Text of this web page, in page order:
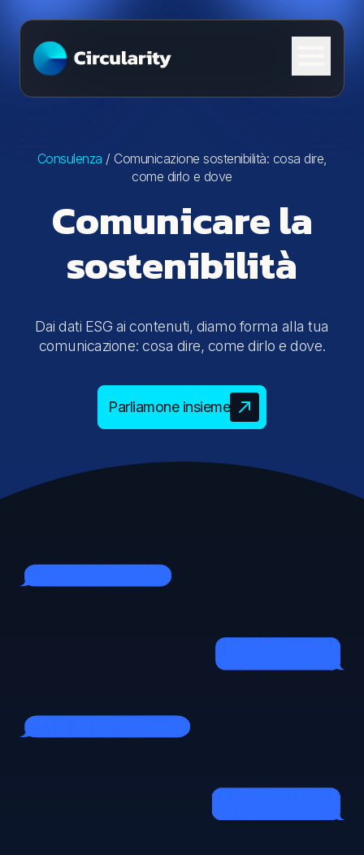
Consulenza / Comunicazione sostenibilità: cosa dire,
come dirlo e dove
Comunicare la
sostenibilità
Dai dati ESG ai contenuti, diamo forma alla tua
comunicazione: cosa dire, come dirlo e dove.
Parliamone insieme